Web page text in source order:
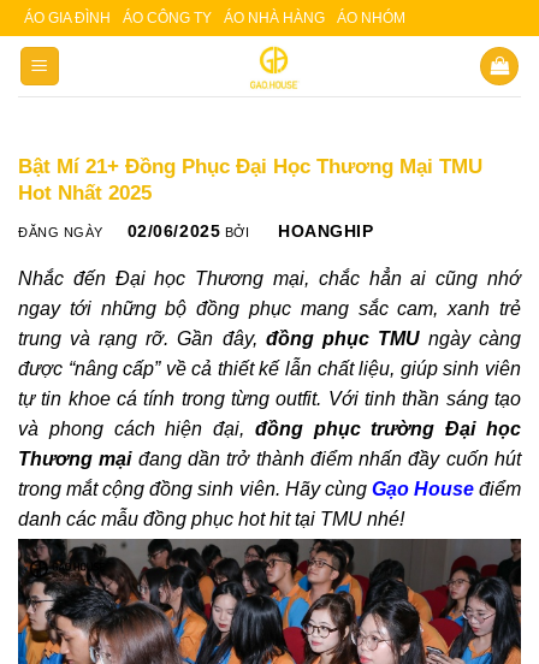
Skip
content
ÁO GIA ĐÌNH ÁO CÔNG TY ÁO NHÀ HÀNG ÁO NHÓM
Bật Mí 21+ Đồng Phục Đại Học Thương Mại TMU
Hot Nhất 2025
ĐĂNG NGÀY 02/06/2025 BỞI HOANGHIP
Nhắc đến Đại học Thương mại, chắc hẳn ai cũng nhớ
ngay tới những bộ đồng phục mang sắc cam, xanh trẻ
trung và rạng rỡ. Gần đây, đồng phục TMUngày càng
được “nâng cấp” về cả thiết kế lẫn chất liệu, giúp sinh viên
tự tin khoe cá tính trong từng outfit. Với tinh thần sáng tạo
và phong cách hiện đại, đồng phục trường Đại học
Thương mạiđang dần trở thành điểm nhấn đầy cuốn hút
trong mắt cộng đồng sinh viên. Hãy cùng Gạo Houseđiểm
danh các mẫu đồng phục hot hit tại TMU nhé!